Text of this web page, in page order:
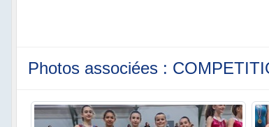
Photos associées :